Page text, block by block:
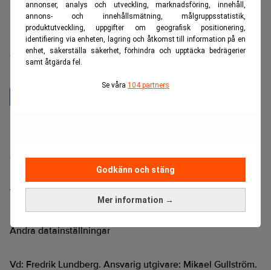
annonser, analys och utveckling, marknadsföring, innehåll,
annons- och innehållsmätning, målgruppsstatistik,
produktutveckling, uppgifter om geografisk positionering,
identifiering via enheten, lagring och åtkomst till information på en
enhet, säkerställa säkerhet, förhindra och upptäcka bedrägerier
samt åtgärda fel.
Se våra 104 partners
Mer information →
Godkänn och stäng
Realtid är en oberoende och kostnadsfri nyhetskanal för
dig som vill fördjupa dig inom finans- och
näringslivsnyheter.
Cookiepolicy
Annonsera på Realtid
Ändra datainställningar
Vd: Fredrik Lundberg. Ansvarig utgivare: Mikael Gullström.